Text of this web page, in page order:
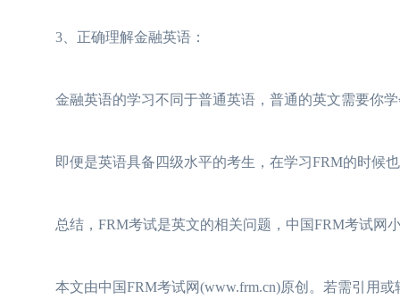
3、正确理解金融英语：
金融英语的学习不同于普通英语，普通的英文需要你学
即便是英语具备四级水平的考生，在学习FRM的时候也
总结，FRM考试是英文的相关问题，中国FRM考试网
本文由中国FRM考试网(www.frm.cn)原创。若需引用或